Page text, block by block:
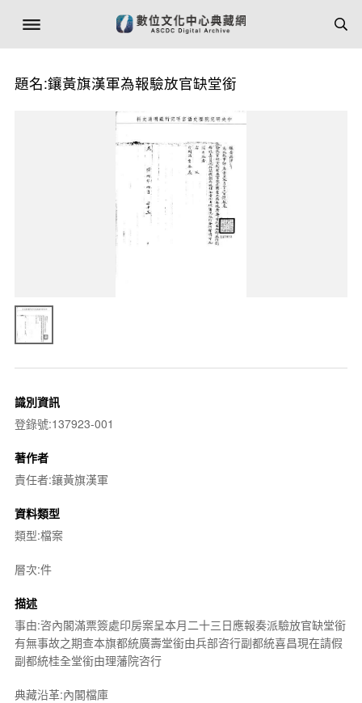
題名:鑲黃旗漢軍為報驗放官缺堂銜
識別資訊
登錄號:137923-001
著作者
責任者:鑲黃旗漢軍
資料類型
類型:檔案
層次:件
描述
事由:咨內閣滿票簽處印房案呈本月二十三日應報奏派驗放官缺堂銜
有無事故之期查本旗都統廣壽堂銜由兵部咨行副都統喜昌現在請假
副都統桂全堂銜由理藩院咨行
典藏沿革:內閣檔庫